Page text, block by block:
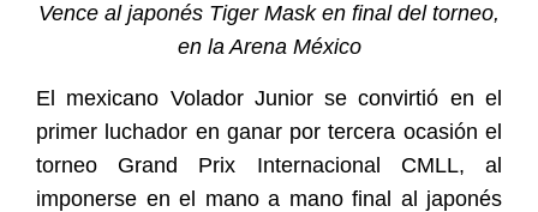
Vence al japonés Tiger Mask en final del torneo,
en la Arena México
El mexicano Volador Junior se convirtió en el
primer luchador en ganar por tercera ocasión el
torneo Grand Prix Internacional CMLL, al
imponerse en el mano a mano final al japonés